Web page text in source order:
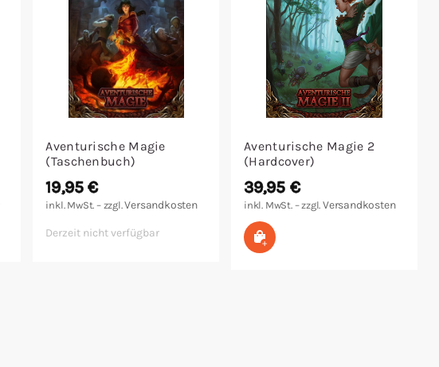
Aventurische Magie
(Taschenbuch)
19,95 €
inkl. MwSt. – zzgl.Versandkosten
Derzeit nicht verfügbar
Aventurische Magie 2
(Hardcover)
39,95 €
inkl. MwSt. – zzgl.Versandkosten
In den Warenkorb